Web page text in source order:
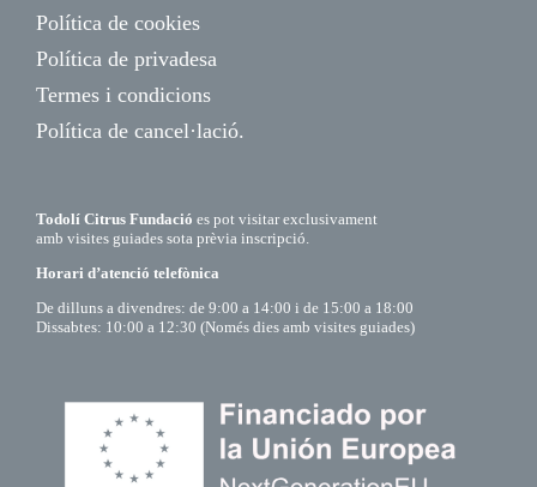
Política de cookies
Política de privadesa
Termes i condicions
Política de cancel·lació.
Todolí Citrus Fundació es pot visitar exclusivament
amb visites guiades sota prèvia inscripció.
Horari d’atenció telefònica
De dilluns a divendres: de 9:00 a 14:00 i de 15:00 a 18:00
Dissabtes: 10:00 a 12:30 (Només dies amb visites guiades)